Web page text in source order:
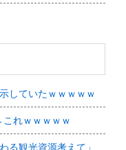
していたｗｗｗｗｗ
れｗｗｗｗｗ
る観光資源考えて」